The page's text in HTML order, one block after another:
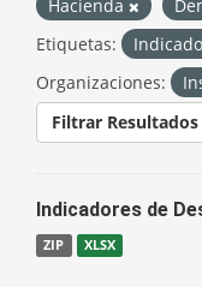
Hacienda
Etiquetas:
Organizaciones:
Filtrar Resultados
Indicadores de
ZIP XLSX